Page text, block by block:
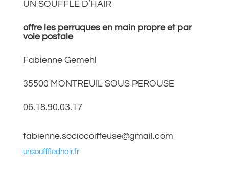
UN SOUFFLE D’HAIR
offre les perruques en main propre et par
voie postale
Fabienne Gemehl
35500 MONTREUIL SOUS PEROUSE
06.18.90.03.17
fabienne.sociocoiffeuse@gmail.com
unsoufffledhair.fr